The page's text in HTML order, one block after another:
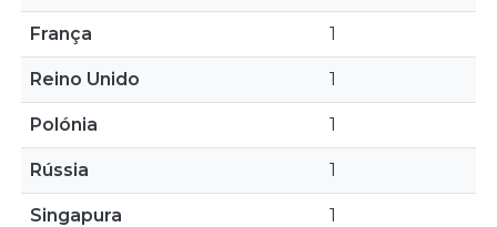
França 1
Reino Unido 1
Polónia 1
Rússia 1
Singapura 1